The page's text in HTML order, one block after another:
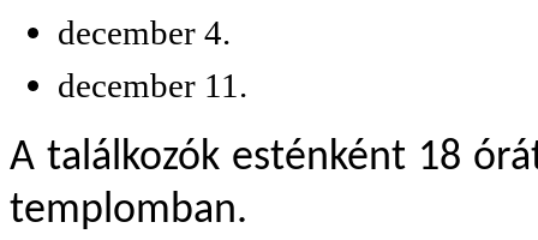
december 4.
december 11.
A találkozók esténként 18
templomban.